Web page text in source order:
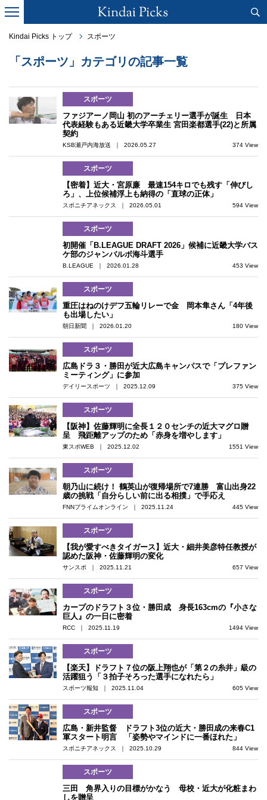
Kindai Picks トップ スポーツ
「スポーツ」カテゴリの記事一覧
スポーツ
ファジアーノ岡山 初のアーチェリー選手が誕生 日本
代表経験もある近畿大学卒業生 宮田楽都選手(22)と所属
契約
KSB瀬戸内海放送 ｜ 2026.05.27 374 View
スポーツ
【密着】近大・宮原廉 最速154キロでも残す「伸びし
ろ」、上位候補浮上も納得の「直球の正体」
スポニチアネックス ｜ 2026.05.01 594 View
スポーツ
初開催「B.LEAGUE DRAFT 2026」候補に近畿大学バス
ケ部のジャンバルボ海斗選手
B.LEAGUE ｜ 2026.01.28 453 View
スポーツ
重圧はねのけデフ五輪リレーで金 岡本隼さん「4年後
も出場したい」
朝日新聞 ｜ 2026.01.20 180 View
スポーツ
広島ドラ３・勝田が近大広島キャンパスで「プレファン
ミーティング」に参加
デイリースポーツ ｜ 2025.12.09 375 View
スポーツ
【阪神】佐藤輝明に全長１２０センチの近大マグロ贈
呈 飛距離アップのため「赤身を増やします」
東スポWEB ｜ 2025.12.02 1551 View
スポーツ
朝乃山に続け！ 鶴英山が復帰場所で7連勝 富山出身22
歳の挑戦「自分らしい前に出る相撲」で手応え
FNNプライムオンライン ｜ 2025.11.24 445 View
スポーツ
【我が愛すべきタイガース】近大・細井美彦特任教授が
認めた阪神・佐藤輝明の変化
サンスポ ｜ 2025.11.21 657 View
スポーツ
カープのドラフト３位・勝田成 身長163cmの『小さな
巨人』の一日に密着
RCC ｜ 2025.11.19 1494 View
スポーツ
【楽天】ドラフト７位の阪上翔也が「第２の糸井」級の
活躍狙う「３拍子そろった選手になれたら」
スポーツ報知 ｜ 2025.11.04 605 View
スポーツ
広島・新井監督 ドラフト3位の近大・勝田成の来春C1
軍スタート明言 「姿勢やマインドに一番ほれた」
スポニチアネックス ｜ 2025.10.29 844 View
スポーツ
三田 角界入りの目標がかなう 母校・近大が化粧まわ
しを贈呈